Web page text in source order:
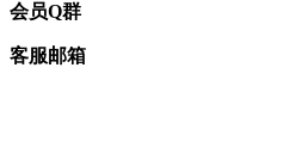
会员Q群
客服邮箱